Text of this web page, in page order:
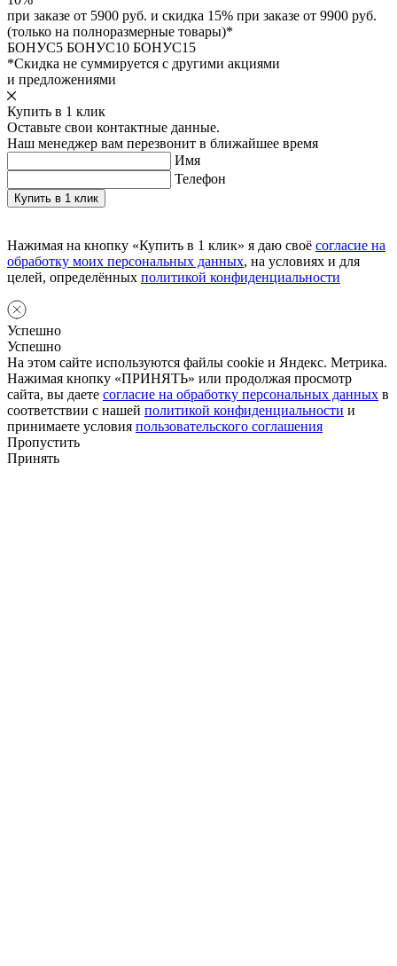
при заказе от 5900 руб. и скидка 15% при заказе от 9900 руб.
(только на полноразмерные товары)*
БОНУС5 БОНУС10 БОНУС15
*Скидка не суммируется с другими акциями
и предложениями
Купить в 1 клик
Оставьте свои контактные данные.
Наш менеджер вам перезвонит в ближайшее время
Имя
Телефон
Нажимая на кнопку «Купить в 1 клик» я даю своё согласие на
обработку моих персональных данных, на условиях и для
целей, определённых политикой конфиденциальности
Успешно
Успешно
На этом сайте используются файлы cookie и Яндекс. Метрика.
Нажимая кнопку «ПРИНЯТЬ» или продолжая просмотр
сайта, вы даете согласие на обработку персональных данных в
соответствии с нашей политикой конфиденциальности и
принимаете условия пользовательского соглашения
Пропустить
Принять